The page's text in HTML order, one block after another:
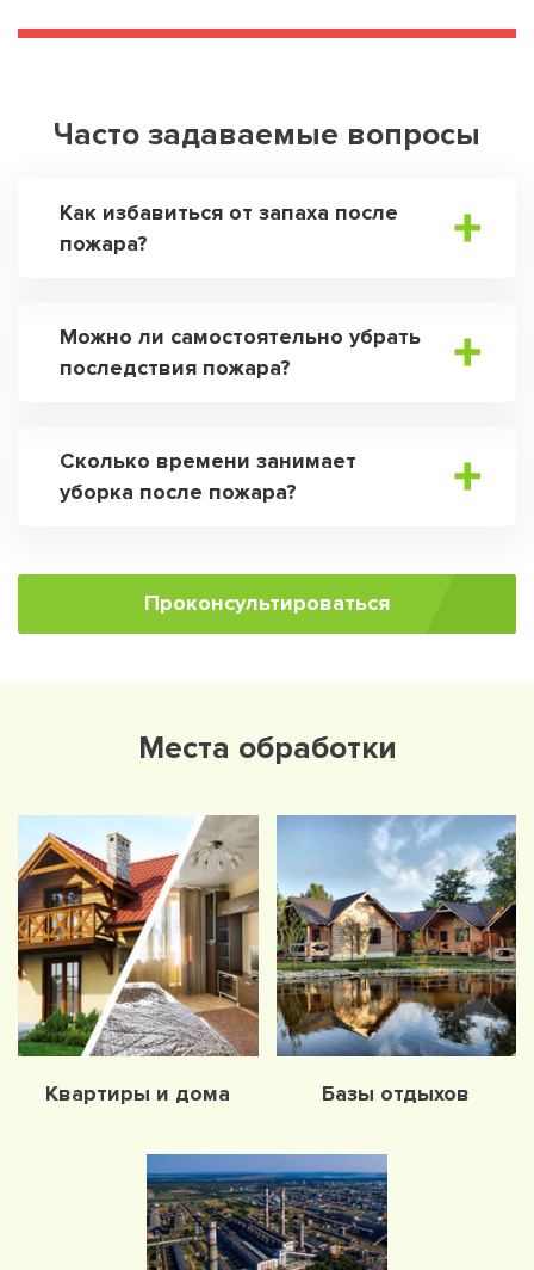
Часто задаваемые вопросы
Как избавиться от запаха после
пожара?
Можно ли самостоятельно убрать
последствия пожара?
Сколько времени занимает
уборка после пожара?
Проконсультироваться
Места обработки
Квартиры и дома Базы отдыхов